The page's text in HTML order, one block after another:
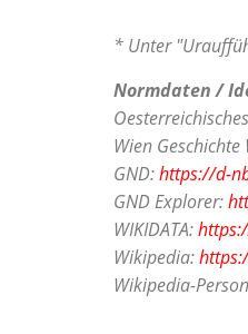
* Unter
Normdaten /
Wien Geschichte
GND:https://d-
GND Explorer:
WIKIDATA:
Wikipedia:
Wikipedia-